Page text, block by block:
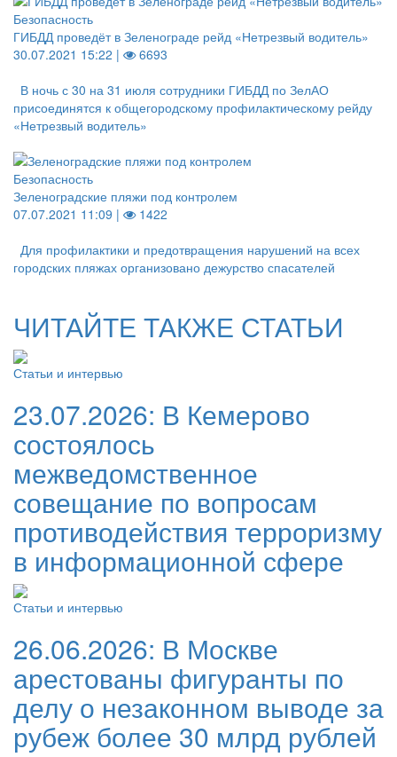
Безопасность
ГИБДД проведёт в Зеленограде рейд «Нетрезвый водитель»
30.07.2021 15:22 |
6693
В ночь с 30 на 31 июля сотрудники ГИБДД по ЗелАО
присоединятся к общегородскому профилактическому рейду
«Нетрезвый водитель»
Безопасность
Зеленоградские пляжи под контролем
07.07.2021 11:09 |
1422
Для профилактики и предотвращения нарушений на всех
городских пляжах организовано дежурство спасателей
ЧИТАЙТЕ ТАКЖЕ СТАТЬИ
Статьи и интервью
23.07.2026: В Кемерово
состоялось
межведомственное
совещание по вопросам
противодействия терроризму
в информационной сфере
Статьи и интервью
26.06.2026: В Москве
арестованы фигуранты по
делу о незаконном выводе за
рубеж более 30 млрд рублей